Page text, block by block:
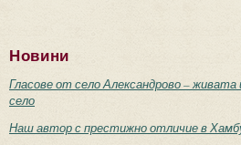
Новини
Гласове от село Александрово –
село
Наш автор с престижно отличие в